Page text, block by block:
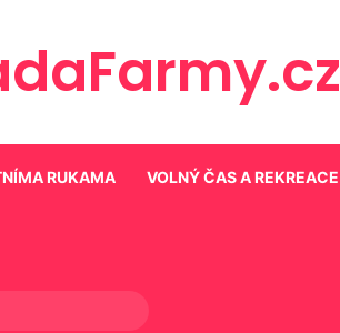
RUKAMA VOLNÝ ČAS A REKREACE